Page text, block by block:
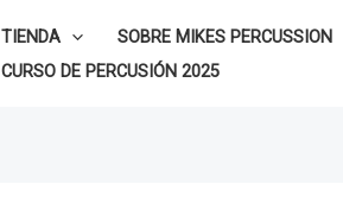
TIENDA SOBRE MIKES PERCUSSION
CURSO DE PERCUSIÓN 2025